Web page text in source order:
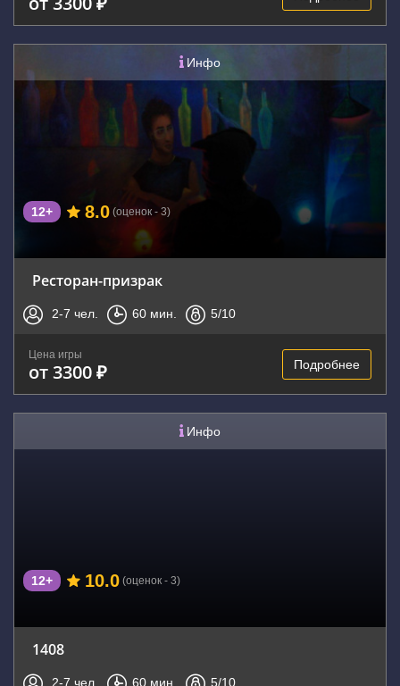
Инфо
12+ 8.0 (оценок - 3)
Ресторан-призрак
2-7 чел. 60 мин. 5/10
Цена игры
от 3300 ₽ Подробнее
Инфо
12+ 10.0 (оценок - 3)
1408
2-7 чел. 60 мин. 5/10